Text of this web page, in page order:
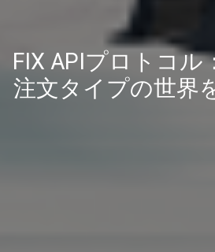
FIX APIプロトコル
注文タイプの世界